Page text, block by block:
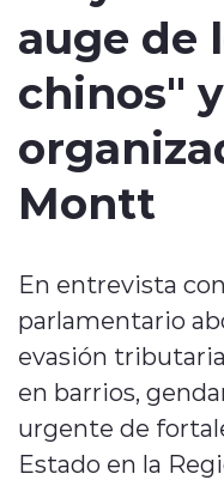
Tendencias
Internacional
Deportes
Entrevistas
modo
auge de
chinos"
Montt
En entrevista
parlamentario
evasión
en barrios,
urgente de
Estado en la